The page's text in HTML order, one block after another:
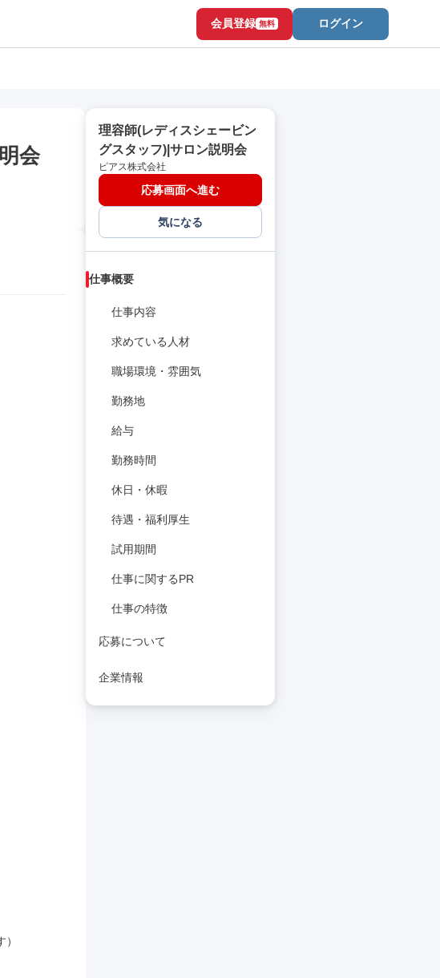
会員登録 無料 ログイン
会
理容師(レディスシェービン
グスタッフ)|サロン説明会
ピアス株式会社
応募画面へ進む
気になる
仕事概要
仕事内容
求めている人材
職場環境・雰囲気
勤務地
給与
勤務時間
休日・休暇
待遇・福利厚生
試用期間
仕事に関するPR
仕事の特徴
応募について
企業情報